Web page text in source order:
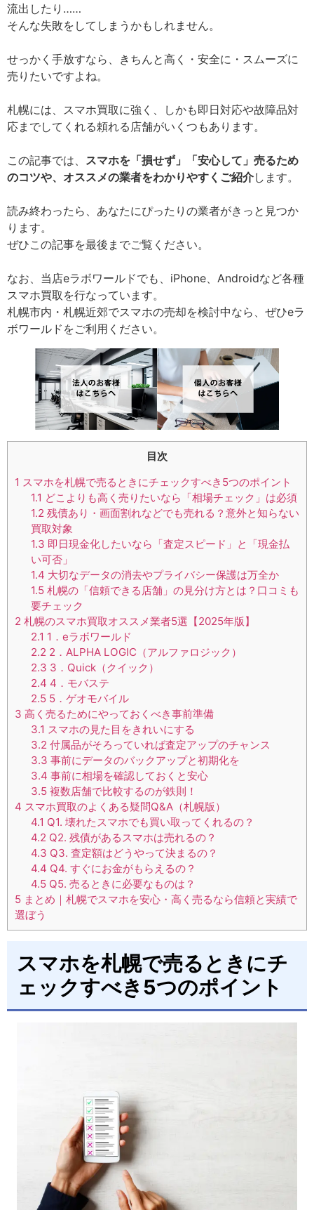
流出したり……
そんな失敗をしてしまうかもしれません。
せっかく手放すなら、きちんと高く・安全に・スムーズに
売りたいですよね。
札幌には、スマホ買取に強く、しかも即日対応や故障品対
応までしてくれる頼れる店舗がいくつもあります。
この記事では、 スマホを「損せず」「安心して」売るため
のコツや、オススメの業者をわかりやすくご紹介します。
読み終わったら、あなたにぴったりの業者がきっと見つか
ります。
ぜひこの記事を最後までご覧ください。
なお、当店eラボワールドでも、iPhone、Androidなど各種
スマホ買取を行なっています。
札幌市内・札幌近郊でスマホの売却を検討中なら、ぜひeラ
ボワールドをご利用ください。
目次
1 スマホを札幌で売るときにチェックすべき5つのポイント
1.1 どこよりも高く売りたいなら「相場チェック」は必須
1.2 残債あり・画面割れなどでも売れる？意外と知らない
買取対象
1.3 即日現金化したいなら「査定スピード」と「現金払
い可否」
1.4 大切なデータの消去やプライバシー保護は万全か
1.5札幌の「信頼できる店舗」の見分け方とは？口コミも
要チェック
2 札幌のスマホ買取オススメ業者5選【2025年版】
2.1 1．eラボワールド
2.2 2．ALPHA LOGIC（アルファロジック）
2.3 3．Quick（クイック）
2.4 4．モバステ
2.55．ゲオモバイル
3 高く売るためにやっておくべき事前準備
3.1 スマホの見た目をきれいにする
3.2 付属品がそろっていれば査定アップのチャンス
3.3 事前にデータのバックアップと初期化を
3.4 事前に相場を確認しておくと安心
3.5複数店舗で比較するのが鉄則！
4 スマホ買取のよくある疑問Q&A（札幌版）
4.1 Q1. 壊れたスマホでも買い取ってくれるの？
4.2 Q2. 残債があるスマホは売れるの？
4.3 Q3. 査定額はどうやって決まるの？
4.4 Q4. すぐにお金がもらえるの？
4.5Q5. 売るときに必要なものは？
5 まとめ｜札幌でスマホを安心・高く売るなら信頼と実績で
選ぼう
スマホを札幌で売るときにチ
ェックすべき5つのポイント